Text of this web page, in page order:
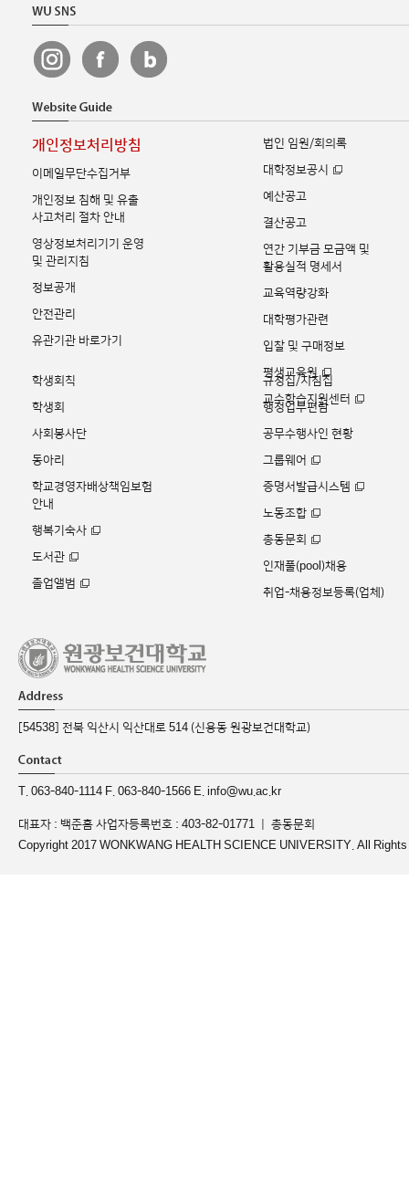
개인정보처리방침
이메일무단수집거부
개인정보 침해 및 유출
사고처리 절차 안내
영상정보처리기기 운영
및 관리지침
정보공개
안전관리
유관기관 바로가기
법인 임원/회의록
대학정보공시
예산공고
결산공고
연간 기부금 모금액 및
활용실적 명세서
교육역량강화
대학평가관련
입찰 및 구매정보
평생교육원
교수학습지원센터
학생회칙
학생회
사회봉사단
동아리
학교경영자배상책임보험
안내
행복기숙사
도서관
졸업앨범
규정집/지침집
행정업무편람
공무수행사인 현황
그룹웨어
증명서발급시스템
노동조합
총동문회
인재풀(pool)채용
취업-채용정보등록(업체)
[54538] 전북 익산시 익산대로 514 (신용동 원광보건대학교)
T. 063-840-1114 F. 063-840-1566 E. info@wu.ac.kr
대표자 : 백준흠 사업자등록번호 : 403-82-01771 ｜ 총동문회
Copyright 2017 WONKWANG HEALTH SCIENCE UNIVERSITY. All